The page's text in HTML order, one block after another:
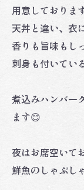
用意しております
天丼と違い、衣
香りも旨味もし
刺身も付いてい
煮込みハンバー
ます😊
夜はお席空いて
鮮魚のしゃぶし